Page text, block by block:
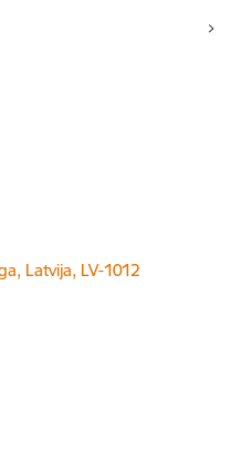
Latvija, LV-1012